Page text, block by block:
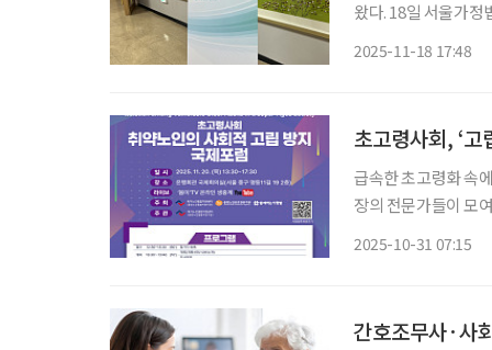
왔다. 18일 서울가정법원에서 열린 ‘제4회 한국후견대회’에서는 치매 고령자의 자산이 빠르
2025-11-18 17:48
초고령사회, ‘고
급속한 초고령화 속
장의 전문가들이 모
2025-10-31 07:15
간호조무사·사